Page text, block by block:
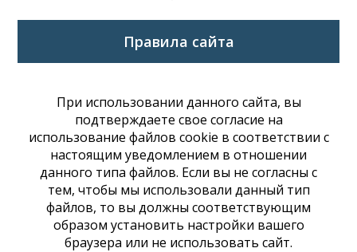
Правила сайта
При использовании данного сайта, вы
подтверждаете свое согласие на
использование файлов cookie в соответствии с
настоящим уведомлением в отношении
данного типа файлов. Если вы не согласны с
тем, чтобы мы использовали данный тип
файлов, то вы должны соответствующим
образом установить настройки вашего
браузера или не использовать сайт.